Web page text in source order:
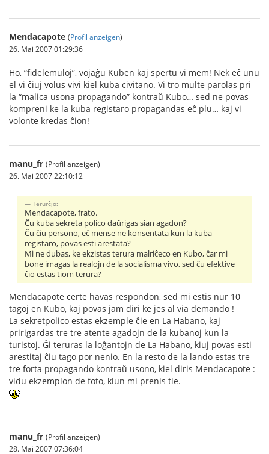
Mendacapote (Profil anzeigen)
26. Mai 2007 01:29:36
Ho, “fidelemuloj”, vojaĝu Kuben kaj spertu vi mem! Nek eĉ unu
el vi ĉiuj volus vivi kiel kuba civitano. Vi tro multe parolas pri
la “malica usona propagando” kontraŭ Kubo… sed ne povas
kompreni ke la kuba registaro propagandas eĉ plu… kaj vi
volonte kredas ĉion!
manu_fr (Profil anzeigen)
26. Mai 2007 22:10:12
Terurĉjo:
Mendacapote, frato.
Ĉu kuba sekreta polico daŭrigas sian agadon?
Ĉu ĉiu persono, eĉ mense ne konsentata kun la kuba
registaro, povas esti arestata?
Mi ne dubas, ke ekzistas terura malriĉeco en Kubo, ĉar mi
bone imagas la realojn de la socialisma vivo, sed ĉu efektive
ĉio estas tiom terura?
Mendacapote certe havas respondon, sed mi estis nur 10
tagoj en Kubo, kaj povas jam diri ke jes al via demando !
La sekretpolico estas ekzemple ĉie en La Habano, kaj
pririgardas tre tre atente agadojn de la kubanoj kun la
turistoj. Ĝi teruras la loĝantojn de La Habano, kiuj povas esti
arestitaj ĉiu tago por nenio. En la resto de la lando estas tre
tre forta propagando kontraŭ usono, kiel diris Mendacapote :
vidu ekzemplon de foto, kiun mi prenis tie.
manu_fr (Profil anzeigen)
28. Mai 2007 07:36:04